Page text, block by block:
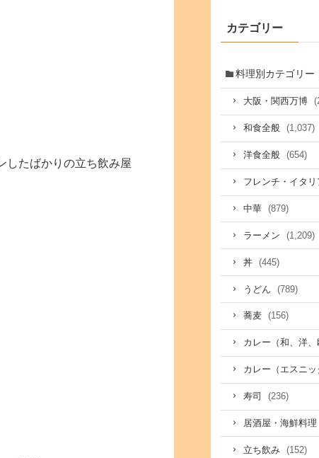
したばかりの立ち飲み屋
カテゴリー
料理別カテゴリー
大阪・関西万博
和食全般 (1,037)
洋食全般 (654)
フレンチ・イタリ
中華 (879)
ラーメン (1,209)
丼 (445)
うどん (789)
蕎麦 (156)
カレー（和、洋、
カレー（エスニッ
寿司 (236)
居酒屋・海鮮料理
立ち飲み (152)